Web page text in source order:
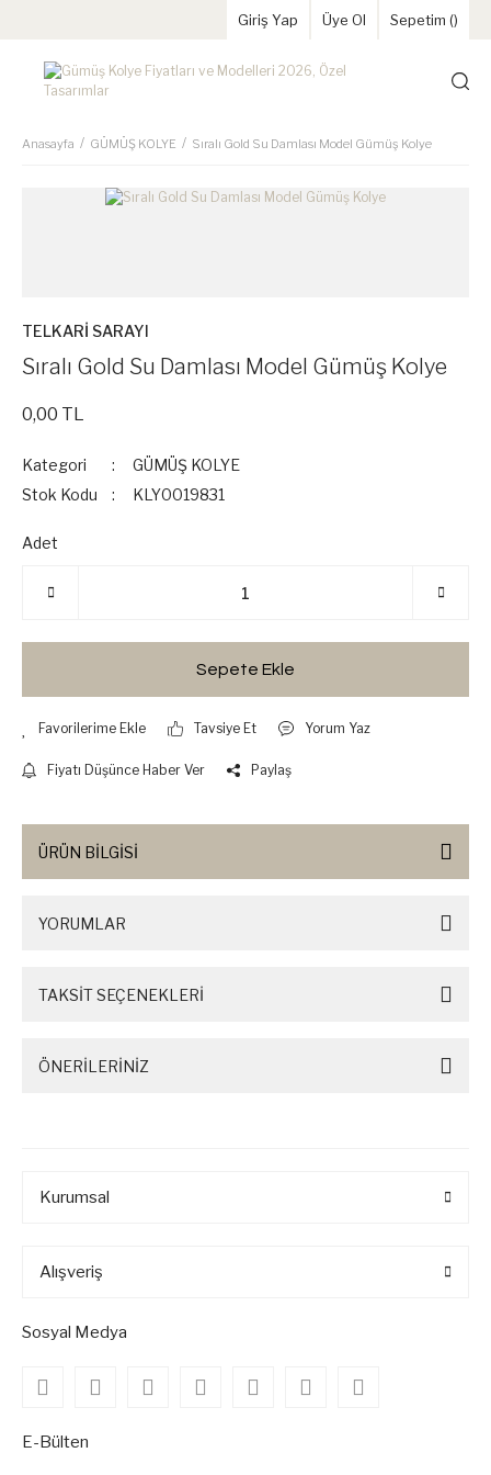
Giriş Yap Üye Ol Sepetim ()
Anasayfa GÜMÜŞ KOLYE Sıralı Gold Su Damlası Model Gümüş Kolye
TELKARİ SARAYI
Sıralı Gold Su Damlası Model Gümüş Kolye
0,00 TL
Kategori
GÜMÜŞ KOLYE
Stok Kodu
KLY0019831
Adet
Sepete Ekle
Tavsiye Et Yorum Yaz
Fiyatı Düşünce Haber Ver Paylaş
ÜRÜN BİLGİSİ
YORUMLAR
TAKSİT SEÇENEKLERİ
ÖNERİLERİNİZ
Kurumsal
Alışveriş
Sosyal Medya
E-Bülten